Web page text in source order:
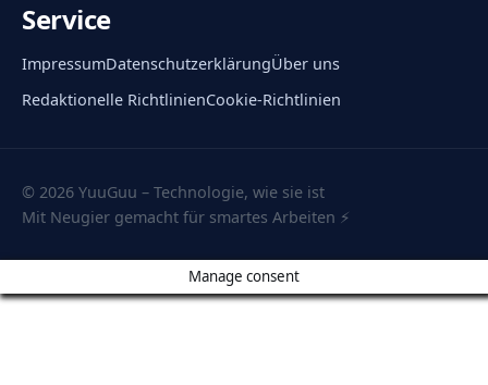
Service
ImpressumDatenschutzerklärungÜber uns
Redaktionelle RichtlinienCookie-Richtlinien
© 2026 YuuGuu – Technologie, wie sie ist
Mit Neugier gemacht für smartes Arbeiten ⚡
Manage consent